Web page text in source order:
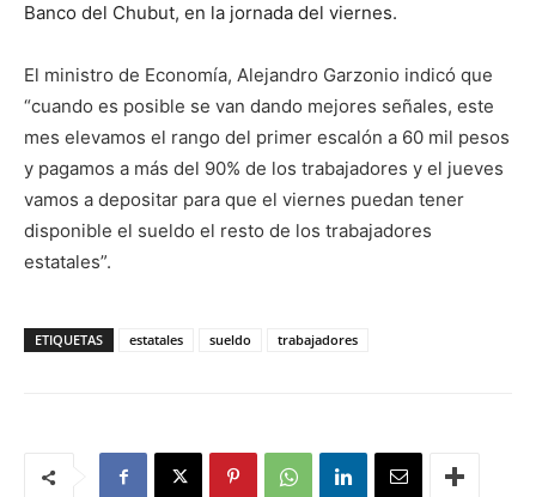
Banco del Chubut, en la jornada del viernes.
El ministro de Economía, Alejandro Garzonio indicó que
“cuando es posible se van dando mejores señales, este
mes elevamos el rango del primer escalón a 60 mil pesos
y pagamos a más del 90% de los trabajadores y el jueves
vamos a depositar para que el viernes puedan tener
disponible el sueldo el resto de los trabajadores
estatales”.
ETIQUETAS estatales sueldo trabajadores